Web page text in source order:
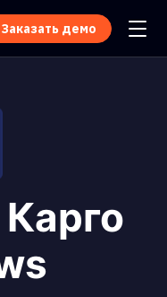
Заказать демо